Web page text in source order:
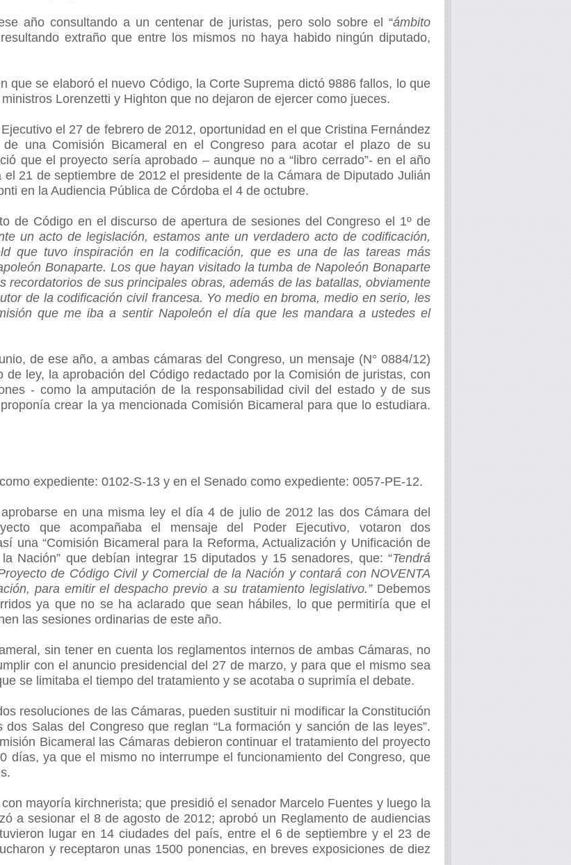
año consultando a un centenar de juristas, pero solo sobre el “ámbito
extraño que entre los mismos no haya habido ningún diputado,
que se elaboró el nuevo Código, la Corte Suprema dictó 9886 fallos, lo que
Lorenzetti y Highton que no dejaron de ejercer como jueces.
el 27 de febrero de 2012, oportunidad en el que Cristina Fernández
una Comisión Bicameral en el Congreso para acotar el plazo de su
que el proyecto sería aprobado – aunque no a “libro cerrado”- en el año
21 de septiembre de 2012 el presidente de la Cámara de Diputado Julián
en la Audiencia Pública de Córdoba el 4 de octubre.
de Código en el discurso de apertura de sesiones del Congreso el 1º de
un acto de legislación, estamos ante un verdadero acto de codificación,
que tuvo inspiración en la codificación, que es una de las tareas más
Bonaparte. Los que hayan visitado la tumba de Napoleón Bonaparte
recordatorios de sus principales obras, además de las batallas, obviamente
de la codificación civil francesa. Yo medio en broma, medio en serio, les
que me iba a sentir Napoleón el día que les mandara a ustedes el
de ese año, a ambas cámaras del Congreso, un mensaje (N° 0884/12)
ley, la aprobación del Código redactado por la Comisión de juristas, con
- como la amputación de la responsabilidad civil del estado y de sus
crear la ya mencionada Comisión Bicameral para que lo estudiara.
expediente: 0102-S-13 y en el Senado como expediente: 0057-PE-12.
en una misma ley el día 4 de julio de 2012 las dos Cámara del
que acompañaba el mensaje del Poder Ejecutivo, votaron dos
una “Comisión Bicameral para la Reforma, Actualización y Unificación de
Nación” que debían integrar 15 diputados y 15 senadores, que: “Tendrá
de Código Civil y Comercial de la Nación y contará con NOVENTA
para emitir el despacho previo a su tratamiento legislativo.” Debemos
ya que no se ha aclarado que sean hábiles, lo que permitiría que el
las sesiones ordinarias de este año.
sin tener en cuenta los reglamentos internos de ambas Cámaras, no
con el anuncio presidencial del 27 de marzo, y para que el mismo sea
se limitaba el tiempo del tratamiento y se acotaba o suprimía el debate.
resoluciones de las Cámaras, pueden sustituir ni modificar la Constitución
Salas del Congreso que reglan “La formación y sanción de las leyes”.
Bicameral las Cámaras debieron continuar el tratamiento del proyecto
días, ya que el mismo no interrumpe el funcionamiento del Congreso, que
mayoría kirchnerista; que presidió el senador Marcelo Fuentes y luego la
a sesionar el 8 de agosto de 2012; aprobó un Reglamento de audiencias
lugar en 14 ciudades del país, entre el 6 de septiembre y el 23 de
y receptaron unas 1500 ponencias, en breves exposiciones de diez